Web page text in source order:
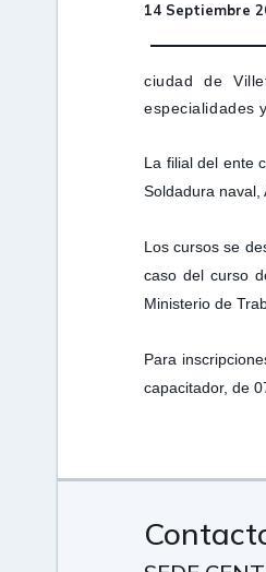
14 Septiembre
ciudad de
especialidades
La filial del ente
Soldadura
Los cursos se
caso del curso
Ministerio de
Para
capacitador, de